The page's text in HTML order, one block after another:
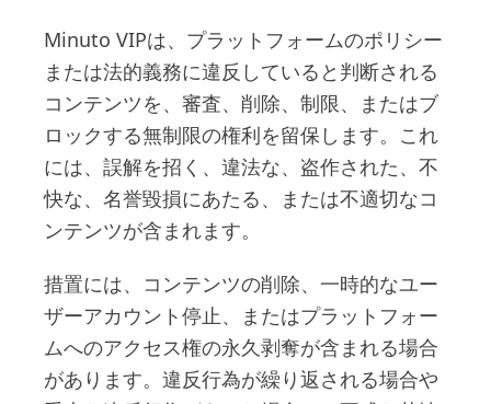
Minuto VIPは、プラットフォームのポリシー
または法的義務に違反していると判断される
コンテンツを、審査、削除、制限、またはブ
ロックする無制限の権利を留保します。これ
には、誤解を招く、違法な、盗作された、不
快な、名誉毀損にあたる、または不適切なコ
ンテンツが含まれます。
措置には、コンテンツの削除、一時的なユー
ザーアカウント停止、またはプラットフォー
ムへのアクセス権の永久剥奪が含まれる場合
があります。違反行為が繰り返される場合や